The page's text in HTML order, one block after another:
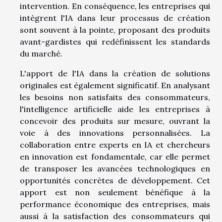
intervention. En conséquence, les entreprises qui
intègrent l'IA dans leur processus de création
sont souvent à la pointe, proposant des produits
avant-gardistes qui redéfinissent les standards
du marché.
L'apport de l'IA dans la création de solutions
originales est également significatif. En analysant
les besoins non satisfaits des consommateurs,
l'intelligence artificielle aide les entreprises à
concevoir des produits sur mesure, ouvrant la
voie à des innovations personnalisées. La
collaboration entre experts en IA et chercheurs
en innovation est fondamentale, car elle permet
de transposer les avancées technologiques en
opportunités concrètes de développement. Cet
apport est non seulement bénéfique à la
performance économique des entreprises, mais
aussi à la satisfaction des consommateurs qui